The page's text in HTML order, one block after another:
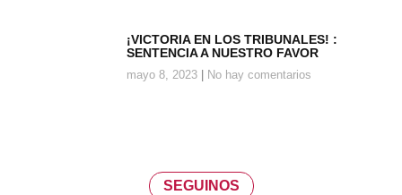
¡VICTORIA EN LOS TRIBUNALES! :
SENTENCIA A NUESTRO FAVOR
mayo 8, 2023 No hay comentarios
SEGUINOS